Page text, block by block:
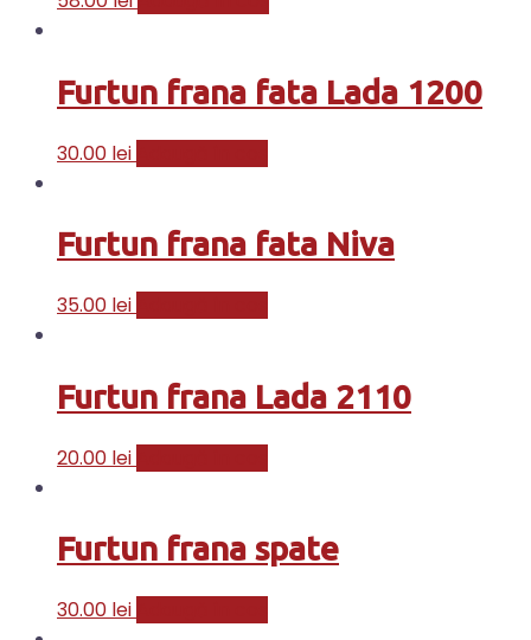
Furtun frana fata Lada 1200
30.00 lei
Furtun frana fata Niva
35.00 lei
Furtun frana Lada 2110
20.00 lei
Furtun frana spate
30.00 lei